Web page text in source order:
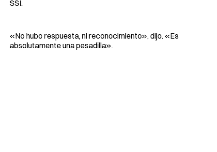
SSI.
«No hubo respuesta, ni reconocimiento», dijo. «Es
absolutamente una pesadilla».